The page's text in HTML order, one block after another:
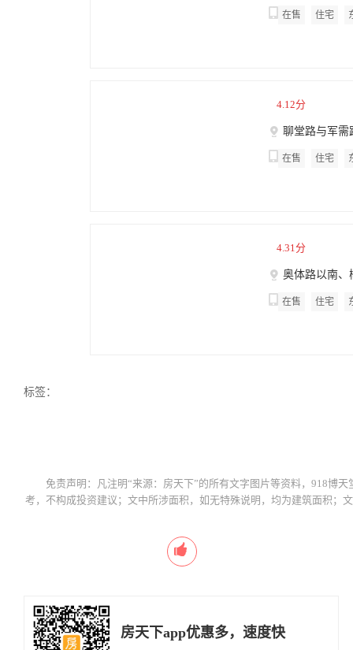
4008132766
在售 住宅
4.12分
聊堂路与军需
4008132766
在售 住宅
4.31分
奥体路以南、
4008132766
在售 住宅
标签：
免责声明：凡注明“来源：房天下”的所有文字图片等资料，918博
考，不构成投资建议；文中所涉面积，如无特殊说明，均为建筑面积；
房天下app优惠多，速度快